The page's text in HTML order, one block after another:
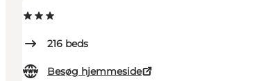
216 beds
Besøg hjemmeside